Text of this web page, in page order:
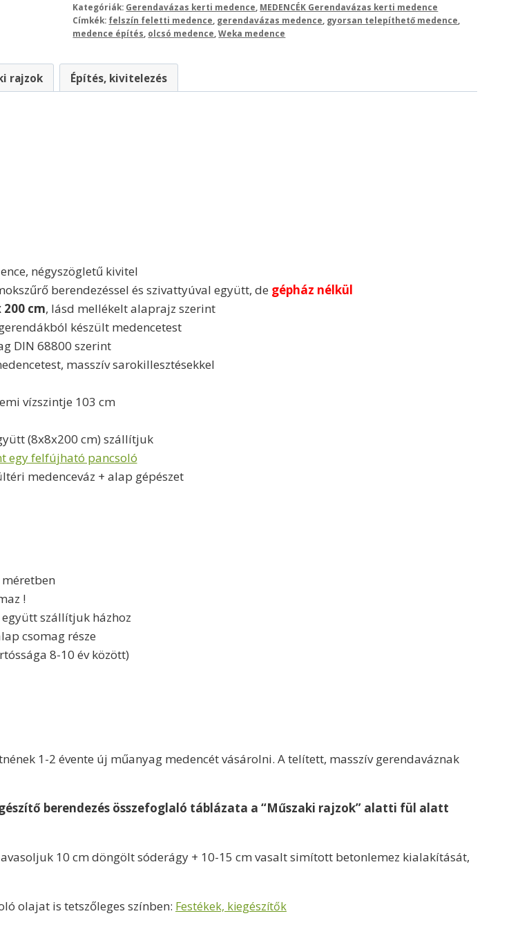
Kategóriák: Gerendavázas kerti medence MEDENCÉK Gerendavázas kerti medence
Címkék: felszín feletti medence gerendavázas medence gyorsan telepíthető medence
medence építés olcsó medence ,Weka medence
rajzok Építés, kivitelezés
négyszögletű kivitel
berendezéssel és szivattyúval együtt, de gépház nélkül
200 cm, lásd mellékelt alaprajz szerint
készült medencetest
DIN 68800 szerint
masszív sarokillesztésekkel
vízszintje 103 cm
(8x8x200 cm) szállítjuk
egy felfújható pancsoló
medenceváz + alap gépészet
!
szállítjuk házhoz
csomag része
8-10 év között)
1-2 évente új műanyag medencét vásárolni. A telített, masszív gerendaváznak
berendezés összefoglaló táblázata a “Műszaki rajzok” alatti fül alatt
10 cm döngölt sóderágy + 10-15 cm vasalt simított betonlemez kialakítását,
olajat is tetszőleges színben: Festékek, kiegészítők